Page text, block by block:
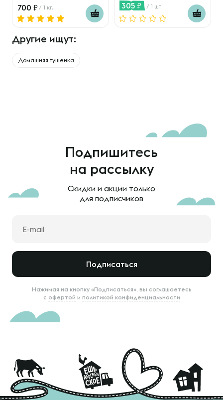
700 / 1 кг. 305 / 1 шт
Другие ищут:
Домашняя тушенка
Подпишитесь
на рассылку
Скидки и акции только
для подписчиков
Подписаться
Нажимая на кнопку «Подписаться», вы соглашаетесь
с офертой и политикой конфиденциальности